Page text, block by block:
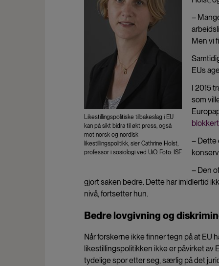
Likestillingspolitiske tilbakeslag i EU
kan på sikt bidra til økt press, også
mot norsk og nordisk
likestillingspolitikk, sier Cathrine Holst,
professor i sosiologi ved UiO. Foto: ISF
–
Men vi
EUs
I 2015
som
– Dette
– Den
gjort saken bedre. Dette har imidlertid
nivå, fortsetter hun.
Bedre lovgivning og
Når forskerne ikke finner tegn på at EU
likestillingspolitikken ikke er påvirket av
tydelige spor etter seg, særlig på det